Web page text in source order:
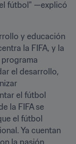
fútbol" —explicó
y educación
la FIFA, y la
el desarrollo,
el fútbol
la FIFA se
el fútbol
Ya cuentan
la pasión